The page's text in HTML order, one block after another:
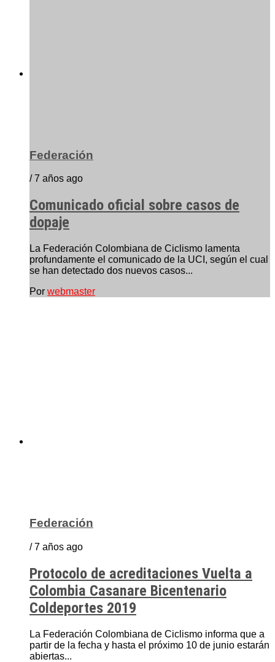
Federación
/ 7 años ago
Comunicado oficial sobre casos de
dopaje
La Federación Colombiana de Ciclismo lamenta
profundamente el comunicado de la UCI, según el cual
se han detectado dos nuevos casos...
Por webmaster
Federación
/ 7 años ago
Protocolo de acreditaciones Vuelta a
Colombia Casanare Bicentenario
Coldeportes 2019
La Federación Colombiana de Ciclismo informa que a
partir de la fecha y hasta el próximo 10 de junio estarán
abiertas...